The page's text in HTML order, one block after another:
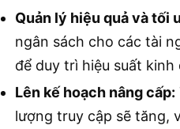
Quản lý hiệu quả và tối
ngân sách cho các tài
để duy trì hiệu suất kinh
Lên kế hoạch nâng cấp:
lượng truy cập sẽ tăng,